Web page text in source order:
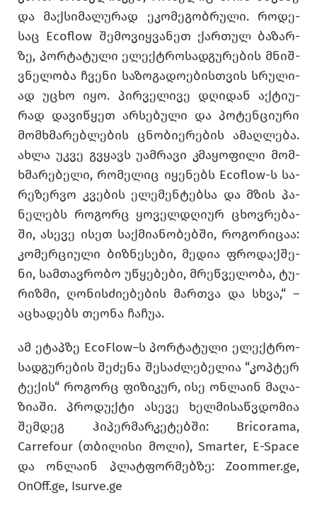
და მაქ­სი­მა­ლუ­რად ეკო­მე­გობ­რუ­ლი. რო­დე­
საც Ecoflow შე­მო­ვიყ­ვა­ნეთ ქარ­თულ ბა­ზარ­
ზე, პორ­ტა­ტუ­ლი ელექტრო­სად­გუ­რე­ბის მნიშ­
ვნე­ლო­ბა ჩვე­ნი სა­ზო­გა­დო­ე­ბის­თვის სრუ­ლი­
ად უცხო იყო. პირ­ვე­ლი­ვე დღი­დან აქ­ტი­უ­
რად და­ვი­წყეთ არ­სე­ბუ­ლი და პო­ტენ­ცი­უ­რი
მომ­ხმა­რებ­ლე­ბის ცნო­ბი­ე­რე­ბის ამაღ­ლე­ბა.
ახლა უკვე გვყავს უამ­რა­ვი კმა­ყო­ფი­ლი მომ­
ხმა­რე­ბე­ლი, რო­მე­ლიც იყე­ნებს Ecoflow-ს სა­
რე­ზერ­ვო კვე­ბის ელე­მენ­ტებ­სა და მზის პა­
ნე­ლებს რო­გორც ყო­ველ­დღი­ურ ცხოვ­რე­ბა­
ში, ასე­ვე ისეთ საქ­მი­ა­ნო­ბებ­ში, რო­გო­რი­ცაა:
კო­მერ­ცი­უ­ლი ბიზ­ნე­სე­ბი, მე­დია ფრო­დაქ­შე­
ნი, სამ­თავ­რო­ბო უწყე­ბე­ბი, მრეწ­ვე­ლო­ბა, ტუ­
რიზ­მი, ღო­ნის­ძი­ე­ბე­ბის მარ­თვა და სხვა,“ –
აცხა­დებს თე­ო­ნა ჩა­ჩუა.
ამ ეტაპ­ზე EcoFlow–ს პორ­ტა­ტუ­ლი ელექტრო­
სად­გუ­რე­ბის შე­ძე­ნა შე­საძ­ლე­ბე­ლია “კოპ­ტერ
ტე­ქის“ რო­გორც ფი­ზი­კურ, ისე ონ­ლა­ინ მა­ღა­
ზი­ა­ში. პრო­დუქ­ტი ასე­ვე ხელ­მი­საწ­ვდო­მია
შემ­დეგ ჰი­პერ­მარ­კე­ტებ­ში: Bricorama,
Carrefour (თბი­ლი­სი მოლი), Smarter, E-Space
და ონ­ლა­ინ პლატ­ფორ­მებ­ზე: Zoommer.ge,
OnOff.ge, Isurve.ge